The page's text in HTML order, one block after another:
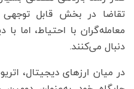
تقاضا در بخش قابل توجهی
معامله‌گران با احتیاط، اما
دنبال می‌کنند.
در میان ارزهای دیجیتال،